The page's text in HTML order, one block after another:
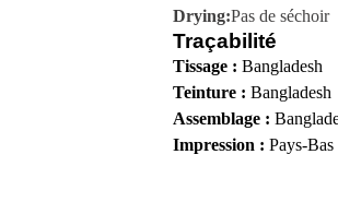
Drying:Pas de séchoir
Traçabilité
Tissage : Bangladesh
Teinture : Bangladesh
Assemblage :
Impression : Pays-Bas